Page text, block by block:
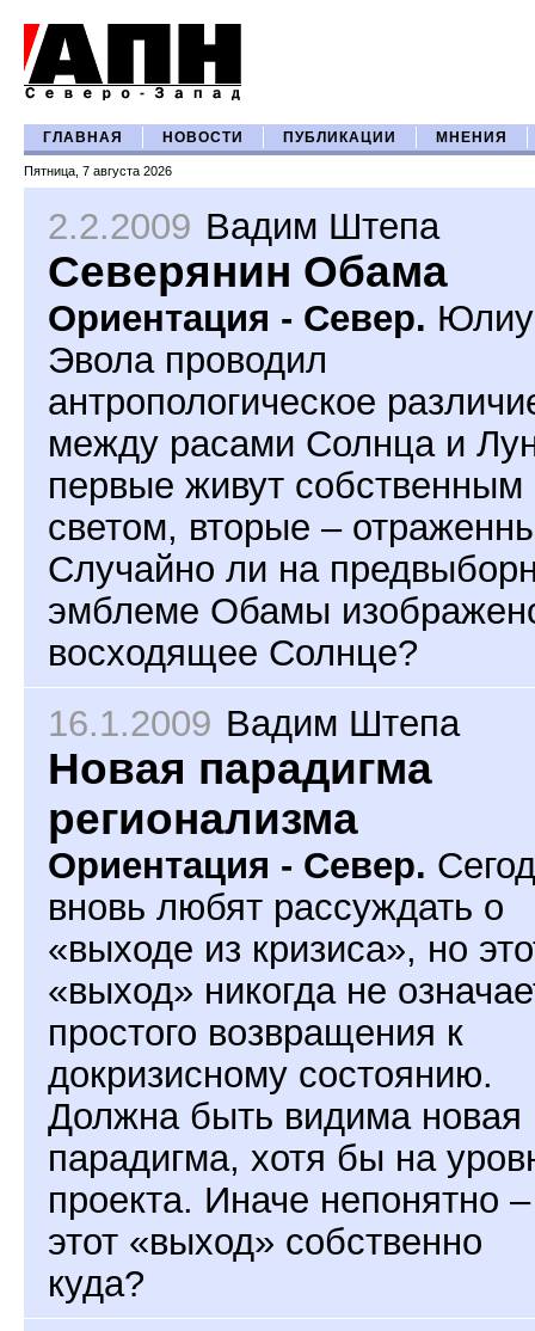
ГЛАВНАЯ НОВОСТИ ПУБЛИКАЦИИ МНЕНИЯ
Пятница, 7 августа 2026
2.2.2009 Вадим Штепа
Северянин Обама
Ориентация - Север.
Эвола проводил
антропологическое
между расами Солнца и
первые живут собственным
светом, вторые –
Случайно ли на
эмблеме Обамы
восходящее Солнце?
16.1.2009 Вадим Штепа
Новая парадигма
регионализма
Ориентация - Север.
вновь любят рассуждать о
«выходе из кризиса», но
«выход» никогда не
простого возвращения к
докризисному состоянию.
Должна быть видима новая
парадигма, хотя бы на
проекта. Иначе непонятно –
этот «выход» собственно
куда?